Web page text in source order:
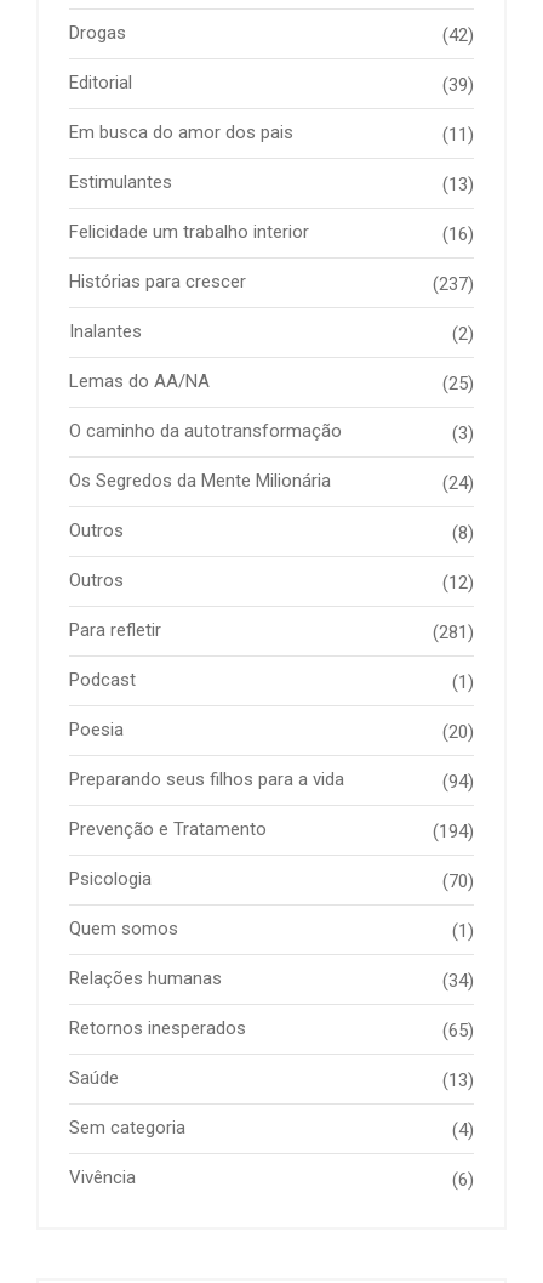
Drogas (42)
Editorial (39)
Em busca do amor dos pais (11)
Estimulantes (13)
Felicidade um trabalho interior (16)
Histórias para crescer (237)
Inalantes (2)
Lemas do AA/NA (25)
O caminho da autotransformação (3)
Os Segredos da Mente Milionária (24)
Outros (8)
Outros (12)
Para refletir (281)
Podcast (1)
Poesia (20)
Preparando seus filhos para a vida (94)
Prevenção e Tratamento (194)
Psicologia (70)
Quem somos (1)
Relações humanas (34)
Retornos inesperados (65)
Saúde (13)
Sem categoria (4)
Vivência (6)